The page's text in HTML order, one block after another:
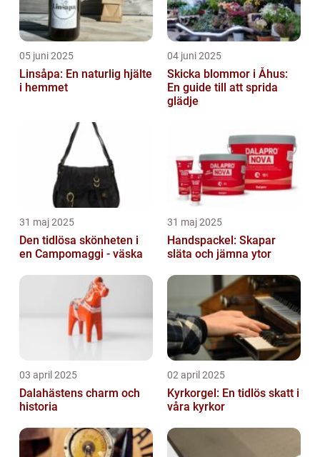
05 juni 2025
Linsåpa: En naturlig hjälte
i hemmet
04 juni 2025
Skicka blommor i Åhus:
En guide till att sprida
glädje
31 maj 2025
Den tidlösa skönheten i
en Campomaggi - väska
31 maj 2025
Handspackel: Skapar
släta och jämna ytor
03 april 2025
Dalahästens charm och
historia
02 april 2025
Kyrkorgel: En tidlös skatt i
våra kyrkor